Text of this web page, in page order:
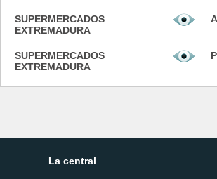
SUPERMERCADOS
EXTREMADURA
SUPERMERCADOS
EXTREMADURA
La central